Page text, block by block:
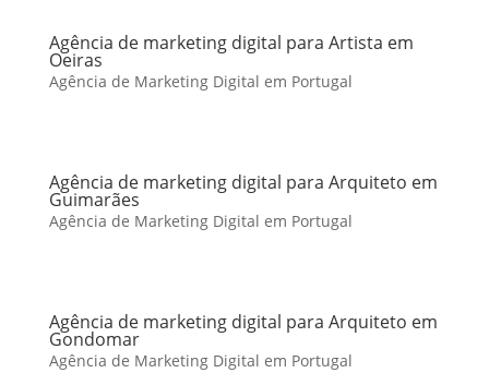
Agência de marketing digital para Artista em
Oeiras
Agência de Marketing Digital em Portugal
Agência de marketing digital para Arquiteto em
Guimarães
Agência de Marketing Digital em Portugal
Agência de marketing digital para Arquiteto em
Gondomar
Agência de Marketing Digital em Portugal